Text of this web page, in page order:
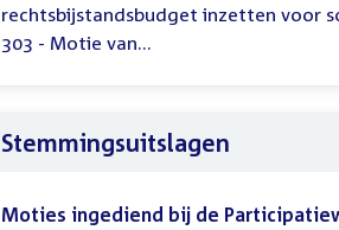
rechtsbijstandsbudget inzetten voor
303 - Motie van...
Stemmingsuitslagen
Moties ingediend bij de